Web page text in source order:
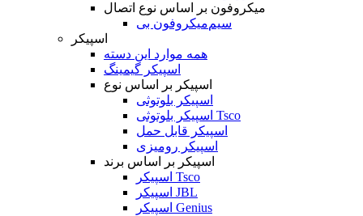
میکروفون بر اساس نوع اتصال
میکروفون بی‌‎سیم
اسپیکر
همه موارد این دسته
اسپیکر گیمینگ
اسپیکر بر اساس نوع
اسپیکر بلوتوثی
اسپیکر بلوتوثی Tsco
اسپیکر قابل حمل
اسپیکر رومیزی
اسپیکر بر اساس برند
اسپیکر Tsco
اسپیکر JBL
اسپیکر Genius